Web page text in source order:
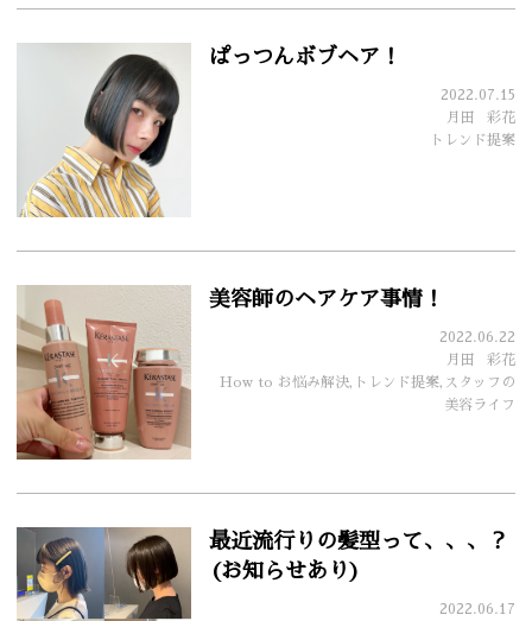
ぱっつんボブヘア！
2022.07.15
月田
彩花
トレンド提案
美容師のヘアケア事情！
2022.06.22
月田
彩花
How to お悩み解決,トレンド提案,スタッフの
美容ライフ
最近流行りの髪型って、、、？
(お知らせあり)
2022.06.17